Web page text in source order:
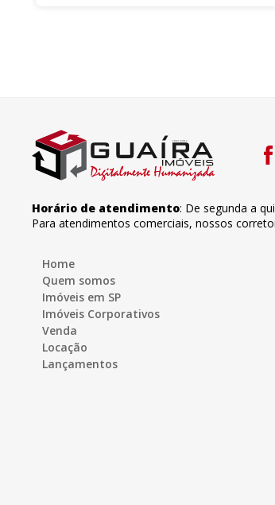
Horário de atendimento: De segunda a
Para atendimentos comerciais, nossos
Home
Quem somos
Imóveis em SP
Imóveis Corporativos
Venda
Locação
Lançamentos